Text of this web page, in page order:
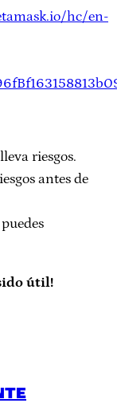
hc/en-
riesgos.
antes de
útil!